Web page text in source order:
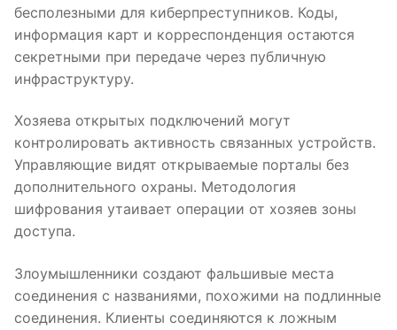
бесполезными для киберпреступников. Коды,
информация карт и корреспонденция остаются
секретными при передаче через публичную
инфраструктуру.
Хозяева открытых подключений могут
контролировать активность связанных устройств.
Управляющие видят открываемые порталы без
дополнительного охраны. Методология
шифрования утаивает операции от хозяев зоны
доступа.
Злоумышленники создают фальшивые места
соединения с названиями, похожими на подлинные
соединения. Клиенты соединяются к ложным